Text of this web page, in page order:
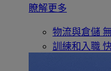
瞭解更多
物流與倉儲
訓練和入職